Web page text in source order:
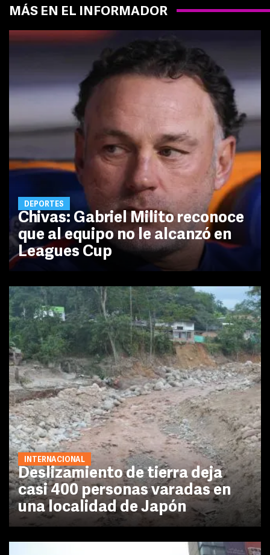
MÁS EN EL INFORMADOR
DEPORTES
Chivas: Gabriel Milito reconoce
que al equipo no le alcanzó en
Leagues Cup
INTERNACIONAL
Deslizamiento de tierra deja
casi 400 personas varadas en
una localidad de Japón